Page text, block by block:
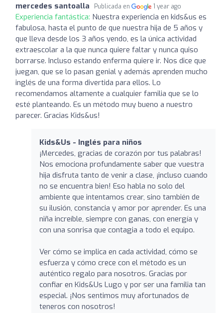
mercedes santoalla Publicada en 1 year ago
Experiencia fantástica: Nuestra experiencia en kids&us es
fabulosa, hasta el punto de que nuestra hija de 5 años y
que lleva desde los 3 años yendo, es la única actividad
extraescolar a la que nunca quiere faltar y nunca quiso
borrarse. Incluso estando enferma quiere ir. Nos dice que
juegan, que se lo pasan genial y además aprenden mucho
inglés de una forma divertida para ellos. Lo
recomendamos altamente a cualquier familia que se lo
esté planteando. Es un método muy bueno a nuestro
parecer. Gracias Kids&us!
Kids&Us - Inglés para niños
¡Mercedes, gracias de corazón por tus palabras!
Nos emociona profundamente saber que vuestra
hija disfruta tanto de venir a clase, ¡incluso cuando
no se encuentra bien! Eso habla no solo del
ambiente que intentamos crear, sino también de
su ilusión, constancia y amor por aprender. Es una
niña increíble, siempre con ganas, con energía y
con una sonrisa que contagia a todo el equipo.
Ver cómo se implica en cada actividad, cómo se
esfuerza y cómo crece con el método es un
auténtico regalo para nosotros. Gracias por
confiar en Kids&Us Lugo y por ser una familia tan
especial. ¡Nos sentimos muy afortunados de
teneros con nosotros!